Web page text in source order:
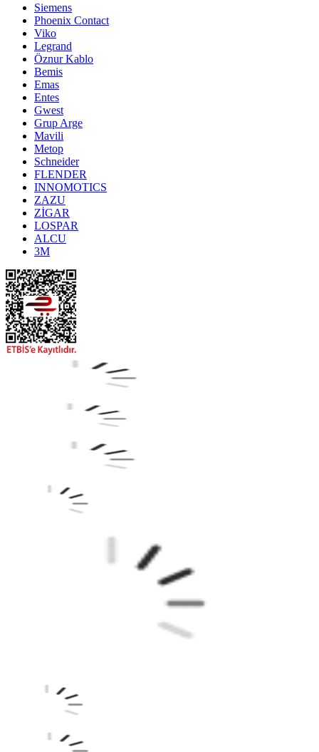
Siemens
Phoenix Contact
Viko
Legrand
Öznur Kablo
Bemis
Emas
Entes
Gwest
Grup Arge
Mavili
Metop
Schneider
FLENDER
INNOMOTICS
ZAZU
ZİGAR
LOSPAR
ALCU
3M